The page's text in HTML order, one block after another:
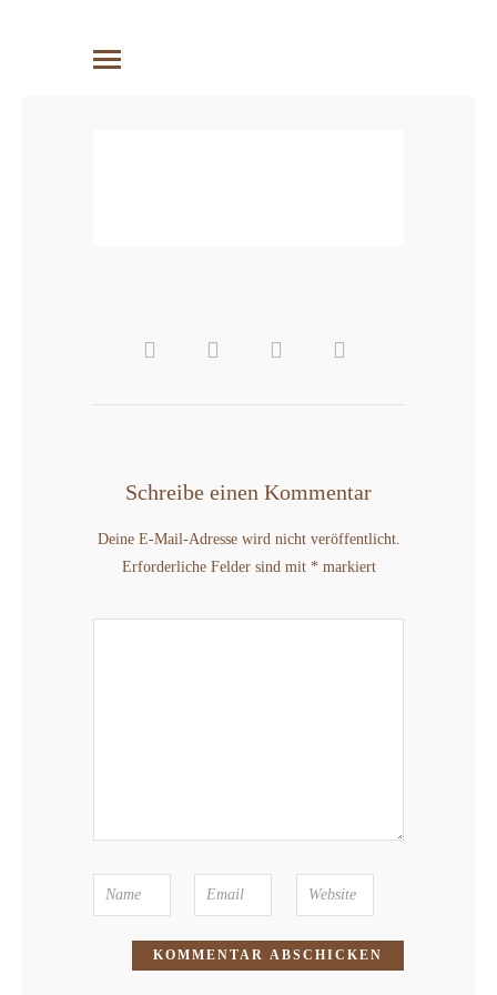
Schreibe einen Kommentar
Deine E-Mail-Adresse wird nicht veröffentlicht.
Erforderliche Felder sind mit *markiert